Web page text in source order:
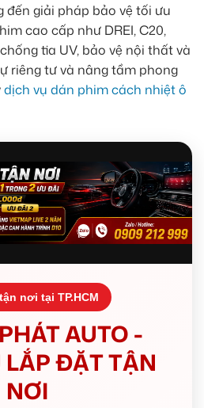
giải pháp bảo vệ tối ưu
cao cấp như DREI, C20,
tia UV, bảo vệ nội thất và
riêng tư và nâng tầm phong
dịch vụ dán phim cách nhiệt ô
nơi tại TP.HCM
AUTO -
LẮP ĐẶT TẬN
NƠI